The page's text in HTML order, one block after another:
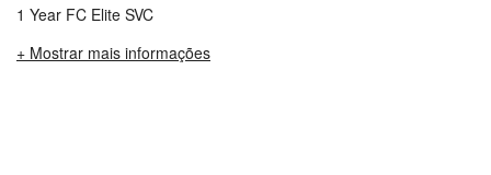
1 Year FC Elite SVC
+ Mostrar mais informações